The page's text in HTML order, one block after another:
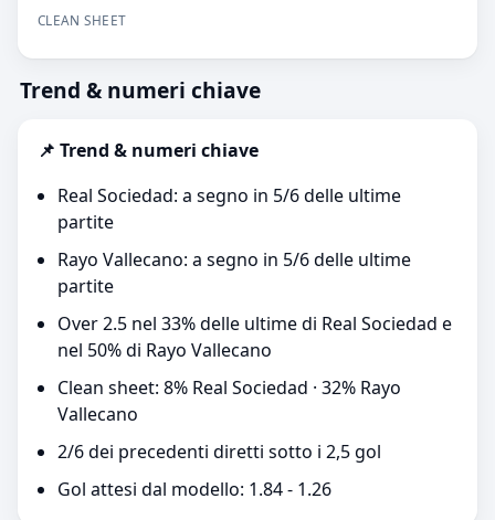
CLEAN SHEET
Trend & numeri chiave
📌 Trend & numeri chiave
Real Sociedad: a segno in 5/6 delle ultime
partite
Rayo Vallecano: a segno in 5/6 delle ultime
partite
Over 2.5 nel 33% delle ultime di Real Sociedad e
nel 50% di Rayo Vallecano
Clean sheet: 8% Real Sociedad · 32% Rayo
Vallecano
2/6 dei precedenti diretti sotto i 2,5 gol
Gol attesi dal modello: 1.84 - 1.26